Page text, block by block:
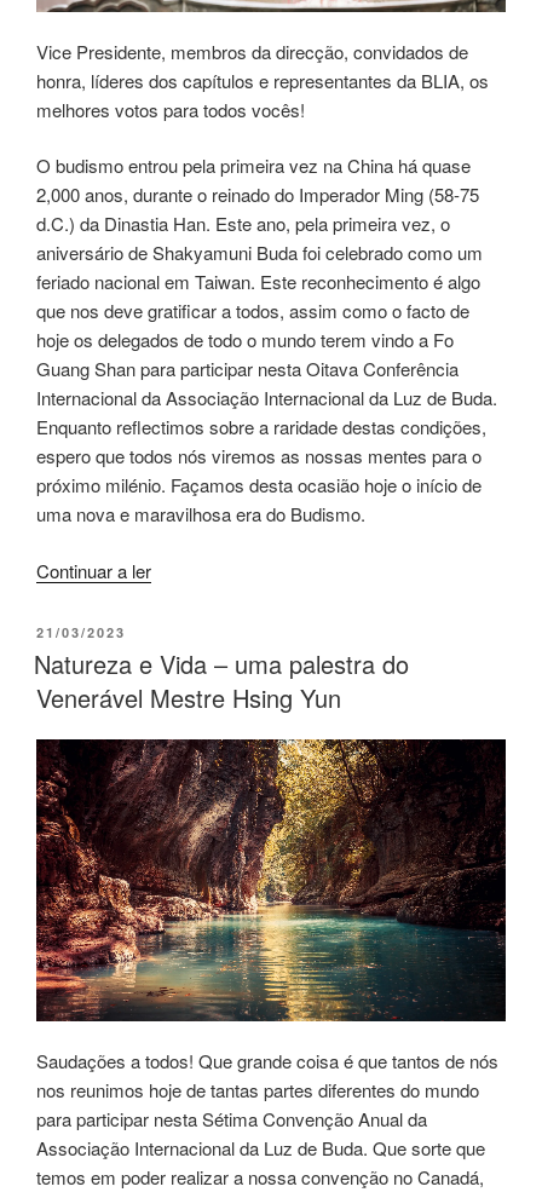
Vice Presidente, membros da direcção, convidados de
honra, líderes dos capítulos e representantes da BLIA, os
melhores votos para todos vocês!
O budismo entrou pela primeira vez na China há quase
2,000 anos, durante o reinado do Imperador Ming (58-75
d.C.) da Dinastia Han. Este ano, pela primeira vez, o
aniversário de Shakyamuni Buda foi celebrado como um
feriado nacional em Taiwan. Este reconhecimento é algo
que nos deve gratificar a todos, assim como o facto de
hoje os delegados de todo o mundo terem vindo a Fo
Guang Shan para participar nesta Oitava Conferência
Internacional da Associação Internacional da Luz de Buda.
Enquanto reflectimos sobre a raridade destas condições,
espero que todos nós viremos as nossas mentes para o
próximo milénio. Façamos desta ocasião hoje o início de
uma nova e maravilhosa era do Budismo.
Continuar a ler
21/03/2023
Natureza e Vida – uma palestra do
Venerável Mestre Hsing Yun
Saudações a todos! Que grande coisa é que tantos de nós
nos reunimos hoje de tantas partes diferentes do mundo
para participar nesta Sétima Convenção Anual da
Associação Internacional da Luz de Buda. Que sorte que
temos em poder realizar a nossa convenção no Canadá,